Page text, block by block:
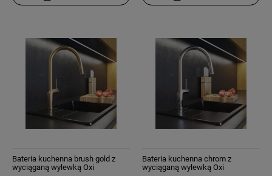
Bateria kuchenna brush gold z
wyciąganą wylewką Oxi
Bateria kuchenna chrom z
wyciąganą wylewką Oxi